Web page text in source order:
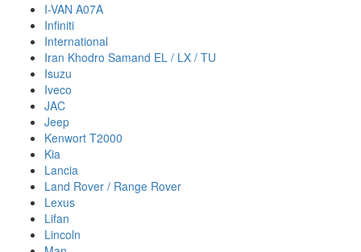
I-VAN A07A
Infiniti
International
Iran Khodro Samand EL / LX / TU
Isuzu
Iveco
JAC
Jeep
Kenwort T2000
Kia
Lancia
Land Rover / Range Rover
Lexus
Lifan
Lincoln